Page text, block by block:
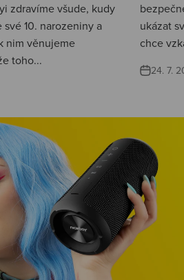
zdravíme všude, kudy
10. narozeniny a
nim věnujeme
toho...
ukázat
chce
24. 7.